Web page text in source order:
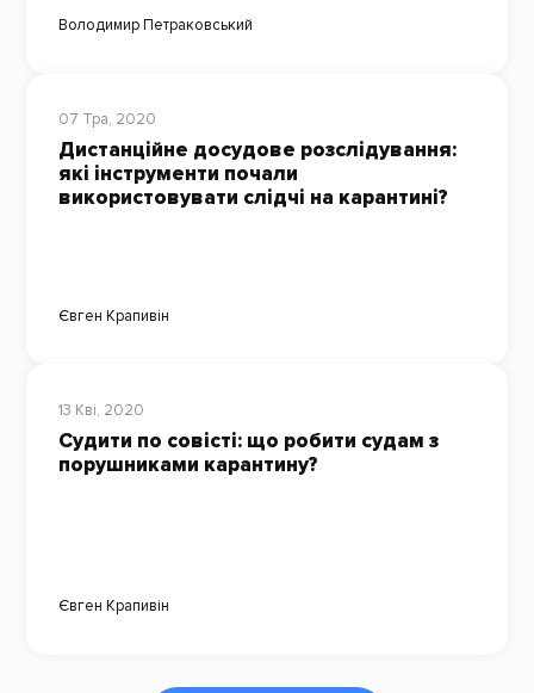
Володимир Петраковський
07 Тра, 2020
Дистанційне досудове розслідування:
які інструменти почали
використовувати слідчі на карантині?
Євген Крапивін
13 Кві, 2020
Судити по совісті: що робити судам з
порушниками карантину?
Євген Крапивін